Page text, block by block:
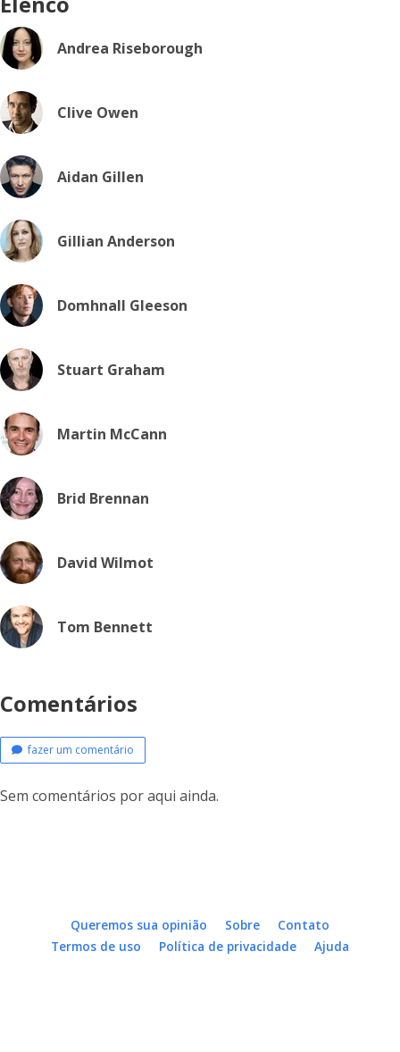
Andrea Riseborough
Clive Owen
Aidan Gillen
Gillian Anderson
Domhnall Gleeson
Stuart Graham
Martin McCann
Brid Brennan
David Wilmot
Tom Bennett
Comentários
fazer um comentário
Sem comentários por aqui ainda.
Queremos sua opinião Sobre
Contato
Termos de uso
Política de privacidade Ajuda